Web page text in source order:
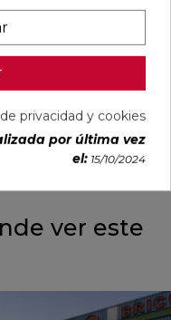
€
8,99 €
(IVA incl.)
ver este
privacidad y cookies
por última vez
el: 15/10/2024